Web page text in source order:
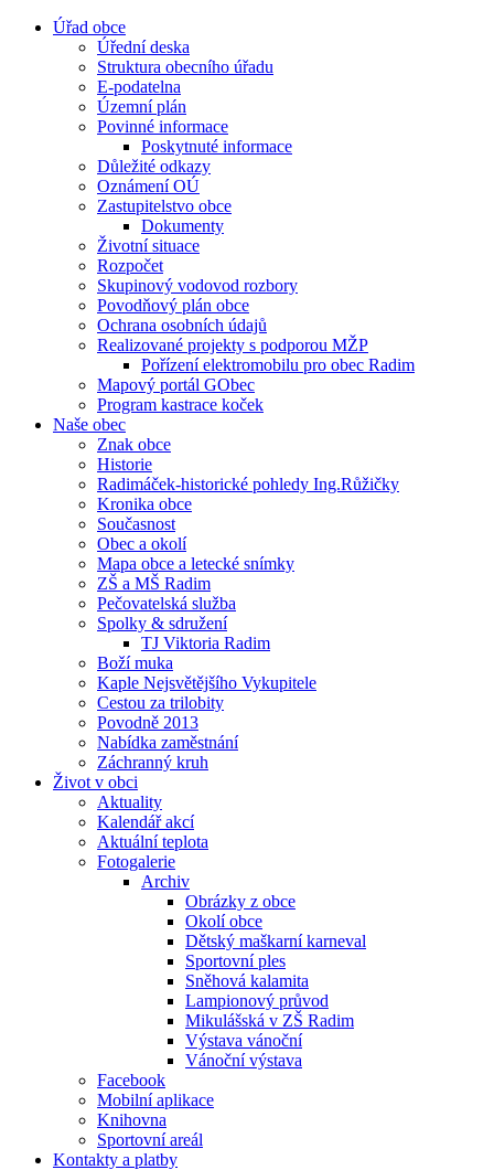
Úřad obce
Úřední deska
Struktura obecního úřadu
E-podatelna
Územní plán
Povinné informace
Poskytnuté informace
Důležité odkazy
Oznámení OÚ
Zastupitelstvo obce
Dokumenty
Životní situace
Rozpočet
Skupinový vodovod rozbory
Povodňový plán obce
Ochrana osobních údajů
Realizované projekty s podporou MŽP
Pořízení elektromobilu pro obec Radim
Mapový portál GObec
Program kastrace koček
Naše obec
Znak obce
Historie
Radimáček-historické pohledy Ing.Růžičky
Kronika obce
Současnost
Obec a okolí
Mapa obce a letecké snímky
ZŠ a MŠ Radim
Pečovatelská služba
Spolky & sdružení
TJ Viktoria Radim
Boží muka
Kaple Nejsvětějšího Vykupitele
Cestou za trilobity
Povodně 2013
Nabídka zaměstnání
Záchranný kruh
Život v obci
Aktuality
Kalendář akcí
Aktuální teplota
Fotogalerie
Archiv
Obrázky z obce
Okolí obce
Dětský maškarní karneval
Sportovní ples
Sněhová kalamita
Lampionový průvod
Mikulášská v ZŠ Radim
Výstava vánoční
Vánoční výstava
Facebook
Mobilní aplikace
Knihovna
Sportovní areál
Kontakty a platby